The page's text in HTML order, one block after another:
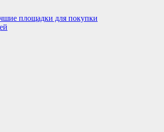
площадки для покупки